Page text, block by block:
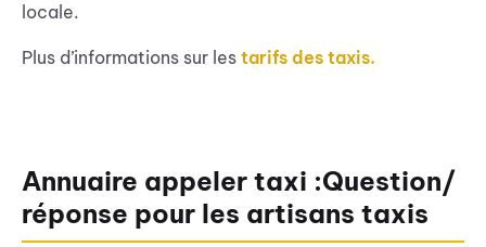
locale.
Plus d’informations sur les tarifs des taxis.
Annuaire appeler taxi :Question/
réponse pour les artisans taxis